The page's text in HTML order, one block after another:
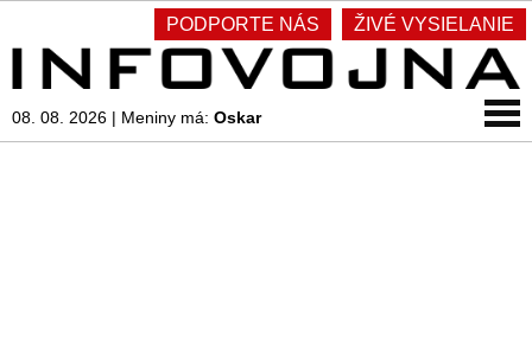
PODPORTE NÁS ŽIVÉ VYSIELANIE
08. 08. 2026 | Meniny má: Oskar